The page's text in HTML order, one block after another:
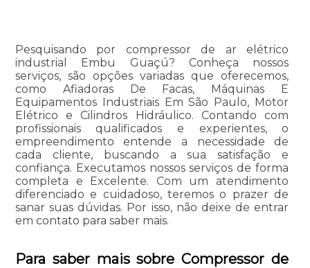
Pesquisando por compressor de ar elétrico
industrial Embu Guaçú? Conheça nossos
serviços, são opções variadas que oferecemos,
como Afiadoras De Facas, Máquinas E
Equipamentos Industriais Em São Paulo, Motor
Elétrico e Cilindros Hidráulico. Contando com
profissionais qualificados e experientes, o
empreendimento entende a necessidade de
cada cliente, buscando a sua satisfação e
confiança. Executamos nossos serviços de forma
completa e Excelente. Com um atendimento
diferenciado e cuidadoso, teremos o prazer de
sanar suas dúvidas. Por isso, não deixe de entrar
em contato para saber mais.
Para saber mais sobre Compressor de